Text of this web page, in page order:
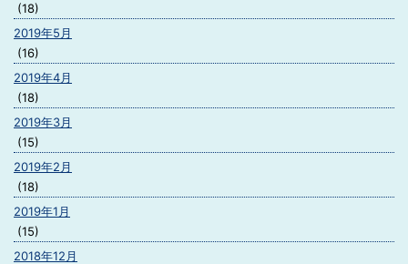
(18)
2019年5月
(16)
2019年4月
(18)
2019年3月
(15)
2019年2月
(18)
2019年1月
(15)
2018年12月